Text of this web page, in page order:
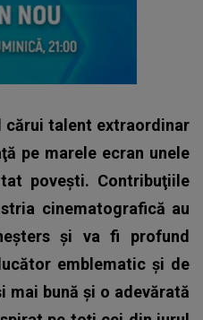
cărui talent extraordinar
pe marele ecran unele
poveşti. Contribuţiile
cinematografică au
şi va fi profund
emblematic şi de
mai bună şi o adevărată